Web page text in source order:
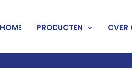
HOME PRODUCTEN OVER